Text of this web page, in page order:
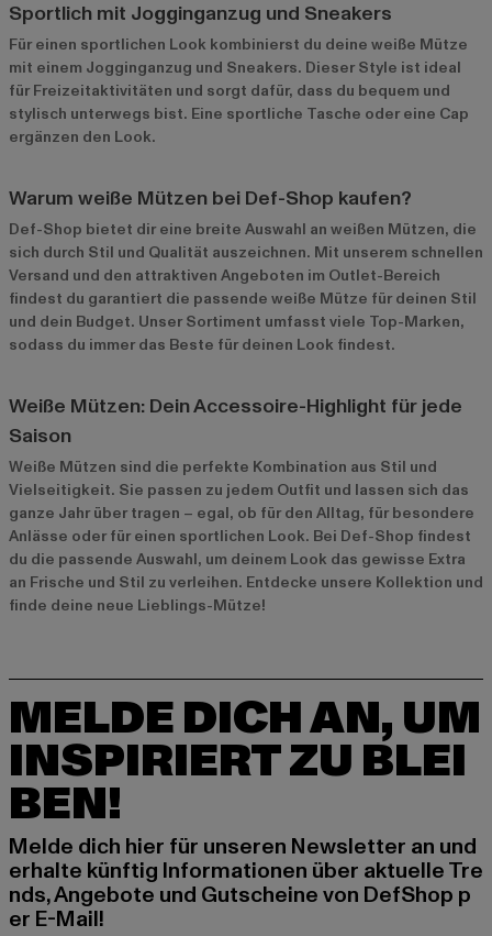
Sportlich mit Jogginganzug und Sneakers
Für einen sportlichen Look kombinierst du deine weiße Mütze
mit einem Jogginganzug und Sneakers. Dieser Style ist ideal
für Freizeitaktivitäten und sorgt dafür, dass du bequem und
stylisch unterwegs bist. Eine sportliche Tasche oder eine Cap
ergänzen den Look.
Warum weiße Mützen bei Def-Shop kaufen?
Def-Shop bietet dir eine breite Auswahl an weißen Mützen, die
sich durch Stil und Qualität auszeichnen. Mit unserem schnellen
Versand und den attraktiven Angeboten im Outlet-Bereich
findest du garantiert die passende weiße Mütze für deinen Stil
und dein Budget. Unser Sortiment umfasst viele Top-Marken,
sodass du immer das Beste für deinen Look findest.
Weiße Mützen: Dein Accessoire-Highlight für jede
Saison
Weiße Mützen sind die perfekte Kombination aus Stil und
Vielseitigkeit. Sie passen zu jedem Outfit und lassen sich das
ganze Jahr über tragen – egal, ob für den Alltag, für besondere
Anlässe oder für einen sportlichen Look. Bei Def-Shop findest
du die passende Auswahl, um deinem Look das gewisse Extra
an Frische und Stil zu verleihen. Entdecke unsere Kollektion und
finde deine neue Lieblings-Mütze!
MELDE DICH AN, UM
INSPIRIERT ZU BLEI
BEN!
Melde dich hier für unseren Newsletter an und
erhalte künftig Informationen über aktuelle Tre
nds, Angebote und Gutscheine von DefShop p
er E-Mail!